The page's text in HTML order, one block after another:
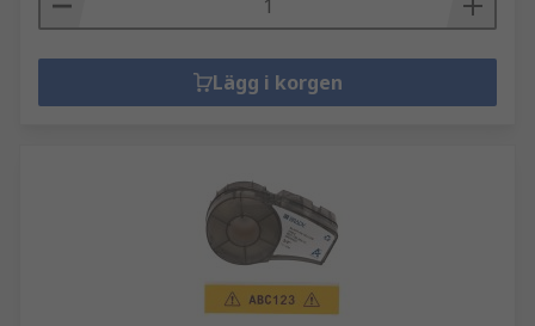
Lägg i korgen